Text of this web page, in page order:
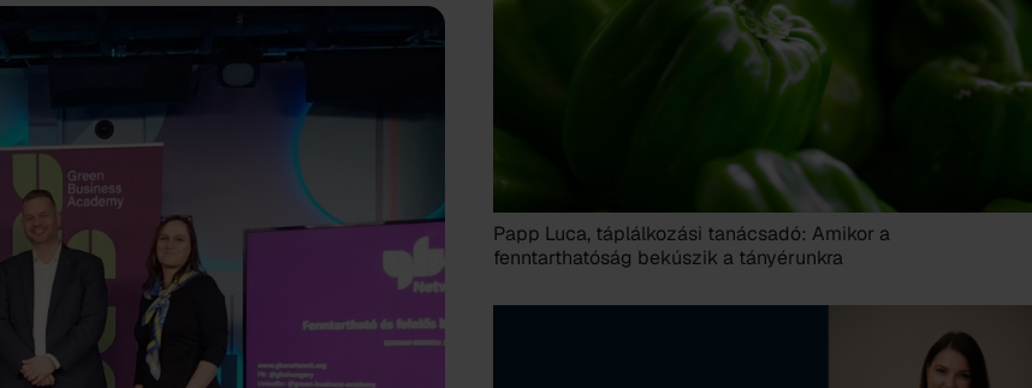
Papp Luca, táplálkozási tanácsadó: Amikor a
fenntarthatóság bekúszik a tányérunkra